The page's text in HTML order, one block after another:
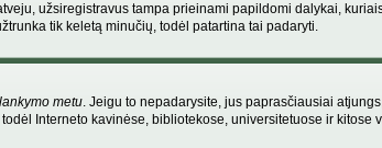
užsiregistravus tampa prieinami papildomi dalykai,
tik keletą minučių, todėl patartina tai padaryti.
metu. Jeigu to nepadarysite, jus paprasčiausiai
Interneto kavinėse, bibliotekose, universitetuose ir